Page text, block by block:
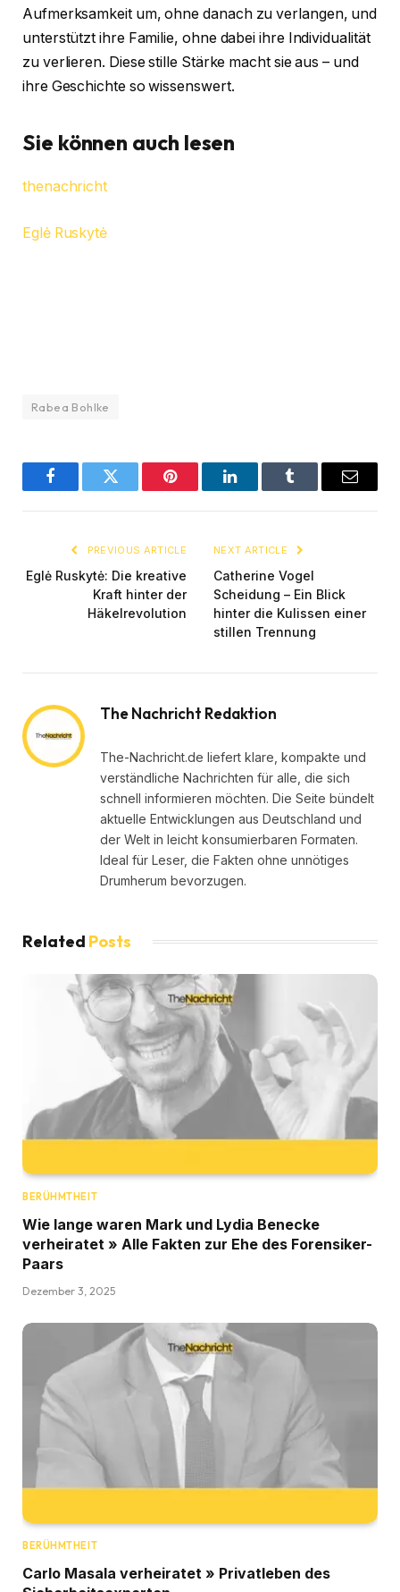
Aufmerksamkeit um, ohne danach zu verlangen, und
unterstützt ihre Familie, ohne dabei ihre Individualität
zu verlieren. Diese stille Stärke macht sie aus – und
ihre Geschichte so wissenswert.
Sie können auch lesen
thenachricht
Eglė Ruskytė
Rabea Bohlke
FacebookTwitter Pinterest LinkedInTumblr Email
PREVIOUS ARTICLE
Eglė Ruskytė: Die kreative
Kraft hinter der
Häkelrevolution
NEXT ARTICLE
Catherine Vogel
Scheidung – Ein Blick
hinter die Kulissen einer
stillen Trennung
The Nachricht Redaktion
The-Nachricht.de liefert klare, kompakte und
verständliche Nachrichten für alle, die sich
schnell informieren möchten. Die Seite bündelt
aktuelle Entwicklungen aus Deutschland und
der Welt in leicht konsumierbaren Formaten.
Ideal für Leser, die Fakten ohne unnötiges
Drumherum bevorzugen.
Related Posts
BERÜHMTHEIT
Wie lange waren Mark und Lydia Benecke
verheiratet » Alle Fakten zur Ehe des Forensiker-
Paars
Dezember 3, 2025
BERÜHMTHEIT
Carlo Masala verheiratet » Privatleben des